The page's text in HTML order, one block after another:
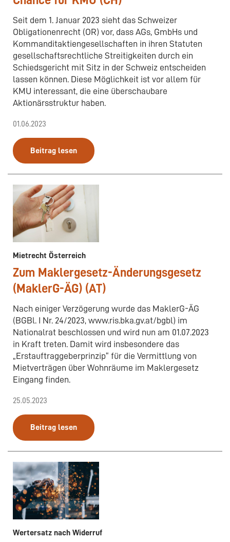
Seit dem 1. Januar 2023 sieht das Schweizer
Obligationenrecht (OR) vor, dass AGs, GmbHs und
Kommanditaktiengesellschaften in ihren Statuten
gesellschaftsrechtliche Streitigkeiten durch ein
Schiedsgericht mit Sitz in der Schweiz entscheiden
lassen können. Diese Möglichkeit ist vor allem für
KMU interessant, die eine überschaubare
Aktionärsstruktur haben.
01.06.2023
Beitrag lesen
Mietrecht Österreich
Zum Maklergesetz-Änderungsgesetz
(MaklerG-ÄG) (AT)
Nach einiger Verzögerung wurde das MaklerG-ÄG
(BGBl. I Nr. 24/2023, www.ris.bka.gv.at/bgbl) im
Nationalrat beschlossen und wird nun am 01.07.2023
in Kraft treten. Damit wird insbesondere das
„Erstauftraggeberprinzip“ für die Vermittlung von
Mietverträgen über Wohnräume im Maklergesetz
Eingang finden.
25.05.2023
Beitrag lesen
Wertersatz nach Widerruf